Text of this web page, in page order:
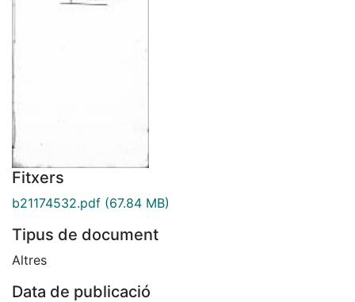
Fitxers
b21174532.pdf (67.84 MB)
Tipus de document
Altres
Data de publicació